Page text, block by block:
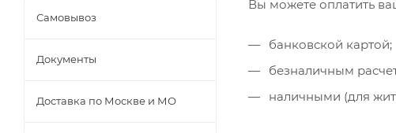
Вы можете оплатить
банковской картой;
безналичным
наличными (для
Самовывоз
Документы
Доставка по Москве и МО